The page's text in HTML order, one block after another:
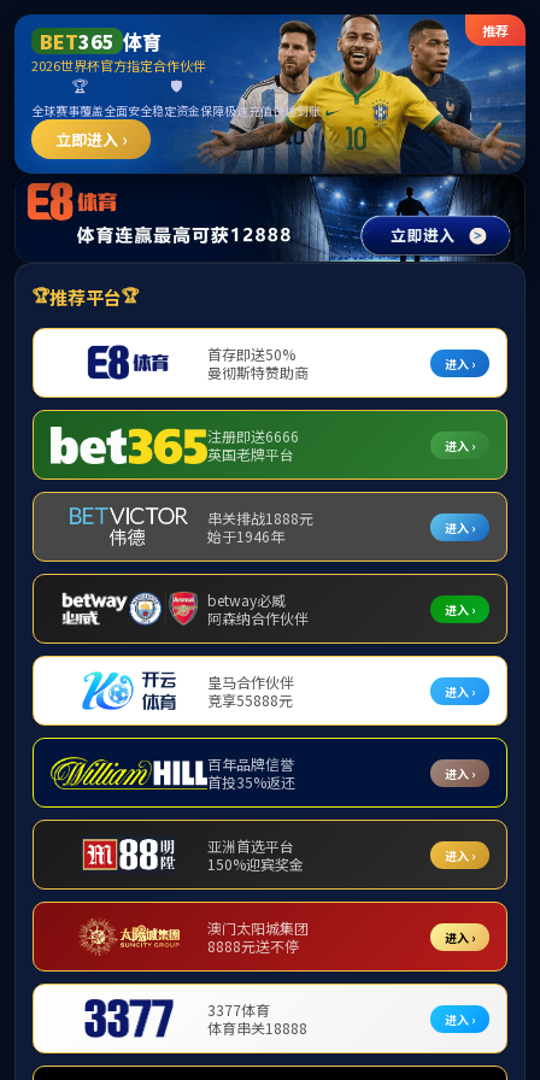
中国·yl1111永利(集团)有限公司-Official Website
提示：虚拟目录未发布在此域名下
首页 关闭此页